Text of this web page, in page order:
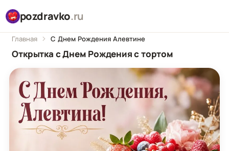
pozdravko.ru
Главная С Днем Рождения Алевтине
Открытка с Днем Рождения с тортом